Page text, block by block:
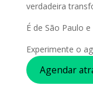
verdadeira
É de São Paulo
Experimente o
Agendar